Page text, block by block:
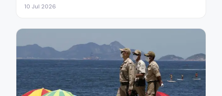
10 Jul 2026